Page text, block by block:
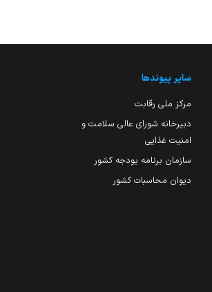
سایر پیوندها
مرکز ملی رقابت
دبیرخانه شورای عالی سلامت و
امنیت غذایی
سازمان برنامه بودجه کشور
دیوان محاسبات کشور